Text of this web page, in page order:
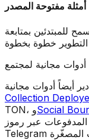
أمثلة مفتوحة المصدر
للمبتدئين بمتابعة
Collection
TON، وSocial
المدفوعات عبر رموز NFT من نوع Soulbound في بوتات